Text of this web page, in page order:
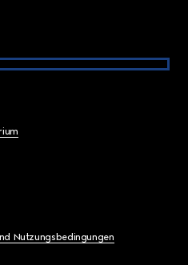
Nutzungsbedingungen